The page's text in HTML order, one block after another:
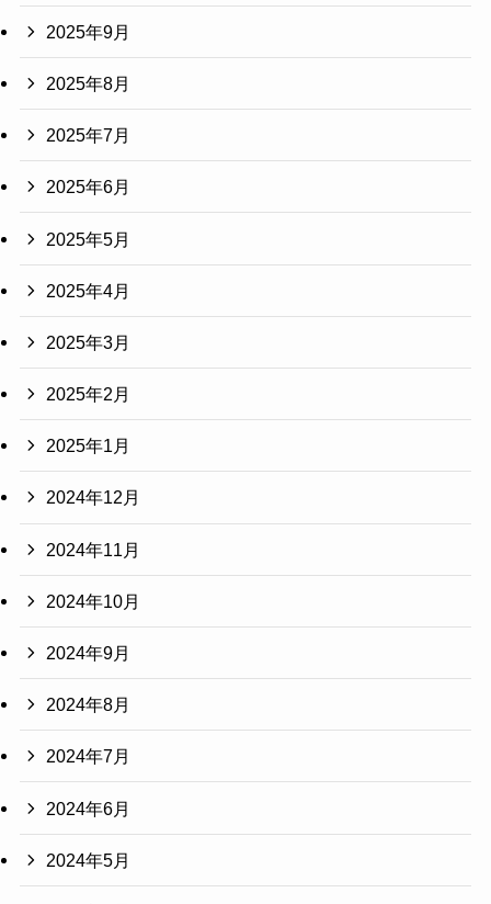
2025年9月
2025年8月
2025年7月
2025年6月
2025年5月
2025年4月
2025年3月
2025年2月
2025年1月
2024年12月
2024年11月
2024年10月
2024年9月
2024年8月
2024年7月
2024年6月
2024年5月